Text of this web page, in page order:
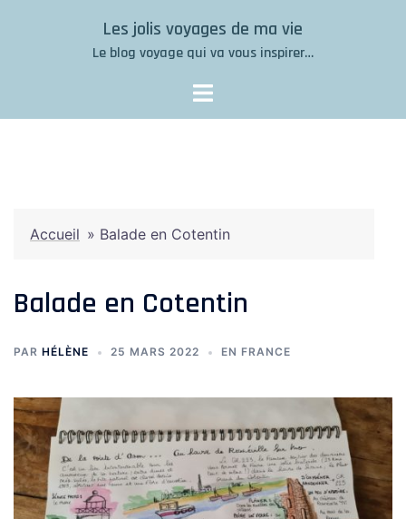
Les jolis voyages de ma vie
Le blog voyage qui va vous inspirer…
Accueil » Balade en Cotentin
Balade en Cotentin
PAR HÉLÈNE 25 MARS 2022 EN FRANCE